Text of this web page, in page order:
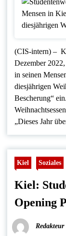
(CIS-intern) –
Dezember
in seinen
diesjährigen
Bescherung“
„Dieses Jahr
Kiel Soziales
Kiel:
Opening
Redakteur